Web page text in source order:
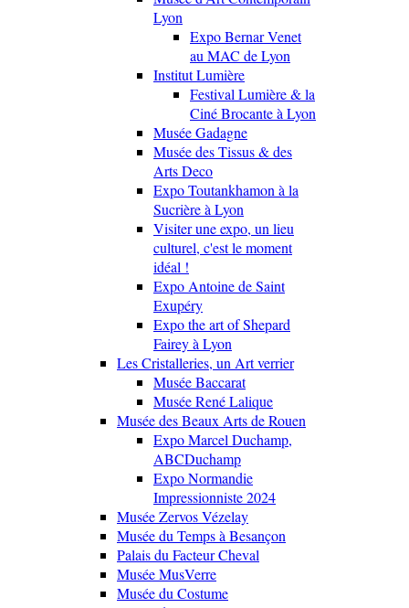
Lyon
Expo Bernar Venet
au MAC de Lyon
Institut Lumière
Festival Lumière & la
Ciné Brocante à Lyon
Musée Gadagne
Musée des Tissus & des
Arts Deco
Expo Toutankhamon à la
Sucrière à Lyon
Visiter une expo, un lieu
culturel, c'est le moment
idéal !
Expo Antoine de Saint
Exupéry
Expo the art of Shepard
Fairey à Lyon
Les Cristalleries, un Art verrier
Musée Baccarat
Musée René Lalique
Musée des Beaux Arts de Rouen
Expo Marcel Duchamp,
ABCDuchamp
Expo Normandie
Impressionniste 2024
Musée Zervos Vézelay
Musée du Temps à Besançon
Palais du Facteur Cheval
Musée MusVerre
Musée du Costume